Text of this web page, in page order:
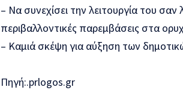
– Να συνεχίσει την λειτουργία του
περιβαλλοντικές παρεμβάσεις στα
– Καμιά σκέψη για αύξηση των
Πηγή:.prlogos.gr